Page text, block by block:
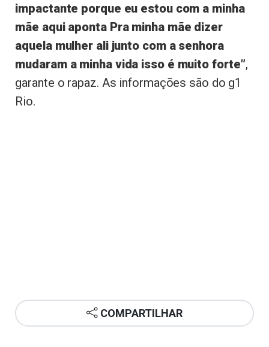
impactante porque eu estou com a minha
mãe aqui aponta Pra minha mãe dizer
aquela mulher ali junto com a senhora
mudaram a minha vida isso é muito forte”,
garante o rapaz. As informações são do g1
Rio.
COMPARTILHAR